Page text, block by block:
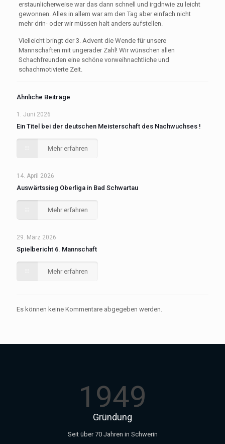
erstaunlicherweise war das dann schnell und irgdnwie zu leicht
gewonnen. Alles in allem war am den Tag aber einfach nicht
mehr drin- oder wir müssen halt anders aufstellen.
Vielleicht bringt der 3. Advent die Wende für unsere
Mannschaften mit ungerader Zahl! Wir wünschen allen
Schachfreunden eine schöne vorweihnachtliche und
schachmotivierte Zeit.
Ähnliche Beiträge
1. Juni 2026
Ein Titel bei der deutschen Meisterschaft des Nachwuchses !
Mehr erfahren
14. April 2026
Auswärtssieg Oberliga in Bad Schwartau
Mehr erfahren
29. März 2026
Spielbericht 6. Mannschaft
Mehr erfahren
Es können keine Kommentare abgegeben werden.
1949
Gründung
Seit über 70 Jahren in Schwerin